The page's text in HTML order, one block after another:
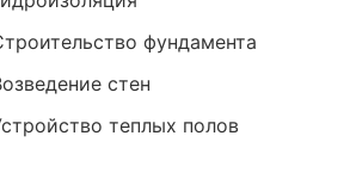
фундамента
стен
теплых полов